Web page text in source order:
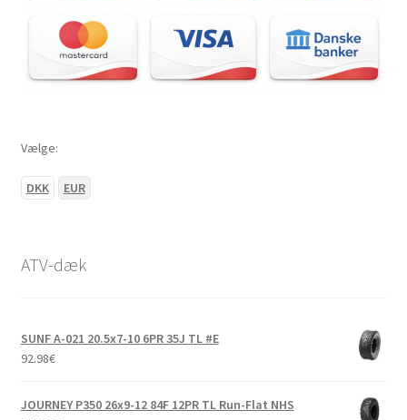
Vælge:
DKK EUR
ATV-dæk
SUNF A-021 20.5x7-10 6PR 35J TL #E
92.98€
JOURNEY P350 26x9-12 84F 12PR TL Run-Flat NHS